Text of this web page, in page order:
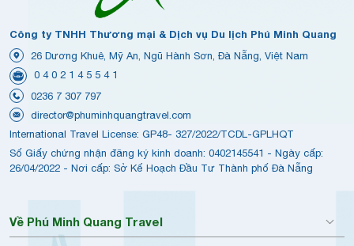
Công ty TNHH Thương mại & Dịch vụ Du lịch Phú Minh Quang
26 Dương Khuê, Mỹ An, Ngũ Hành Sơn, Đà Nẵng, Việt Nam
0 4 0 2 1 4 5 5 4 1
0236 7 307 797
director@phuminhquangtravel.com
International Travel License: GP48- 327/2022/TCDL-GPLHQT
Số Giấy chứng nhận đăng ký kinh doanh: 0402145541 - Ngày cấp:
26/04/2022 - Nơi cấp: Sở Kế Hoạch Đầu Tư Thành phố Đà Nẵng
Về Phú Minh Quang Travel